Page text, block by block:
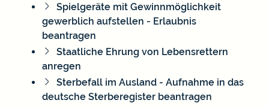
Spielgeräte mit Gewinnmöglichkeit
gewerblich aufstellen - Erlaubnis
beantragen
Staatliche Ehrung von Lebensrettern
anregen
Sterbefall im Ausland - Aufnahme in das
deutsche Sterberegister beantragen